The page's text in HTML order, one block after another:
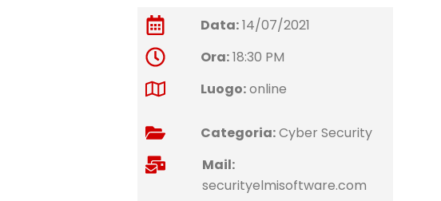
Data:14/07/2021
Ora:18:30 PM
Luogo:online
Categoria:Cyber Security
Mail:
securityelmisoftware.com